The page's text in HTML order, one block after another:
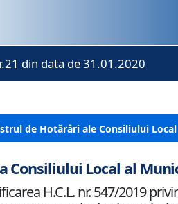
din data de 31.01.2020
de Hotărâri ale Consiliului Local
Consiliului Local al
H.C.L. nr. 547/2019